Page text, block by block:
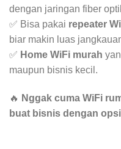
dengan jaringan fiber
✅ Bisa pakai repeater
biar makin luas
✅ Home WiFi murah
maupun bisnis kecil.
🔥 Nggak cuma WiFi
buat bisnis dengan